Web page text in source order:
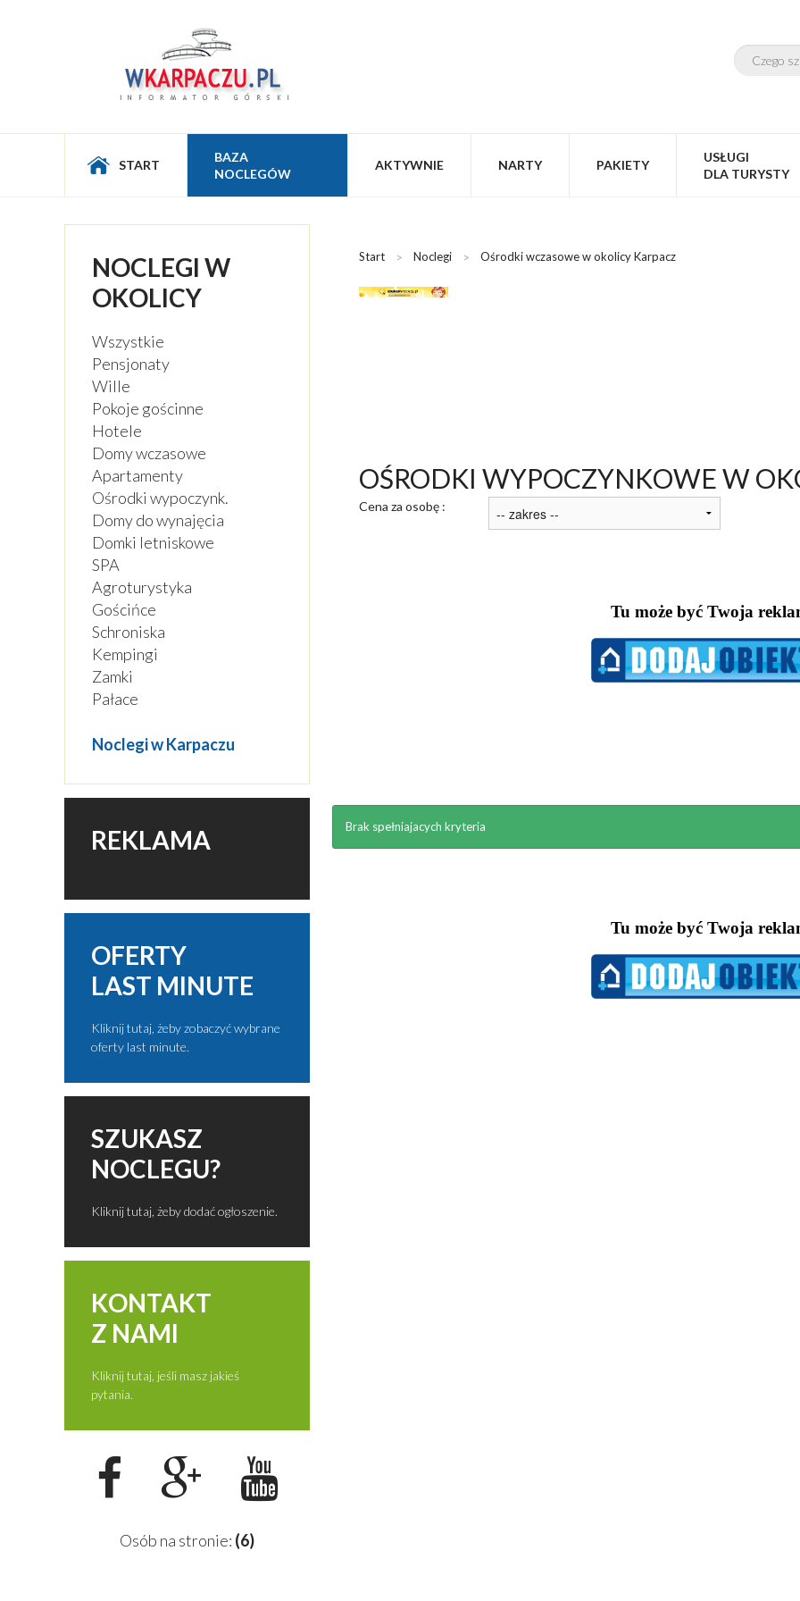
START
BAZA
NOCLEGÓW
AKTYWNIE NARTY PAKIETY
USŁUGI
DLA TURYSTY
Start Noclegi Ośrodki wczasowe w okolicy Karpacz
OŚRODKI WYPOCZYNKOWE W
Cena za osobę :
Brak spełniajacych kryteria
NOCLEGI W
OKOLICY
Wszystkie
Pensjonaty
Wille
Pokoje gościnne
Hotele
Domy wczasowe
Apartamenty
Ośrodki wypoczynk.
Domy do wynajęcia
Domki letniskowe
SPA
Agroturystyka
Gościńce
Schroniska
Kempingi
Zamki
Pałace
Noclegi w Karpaczu
REKLAMA
OFERTY
LAST MINUTE
Kliknij tutaj, żeby zobaczyć wybrane
oferty last minute.
SZUKASZ
NOCLEGU?
Kliknij tutaj, żeby dodać ogłoszenie.
KONTAKT
Z NAMI
Kliknij tutaj, jeśli masz jakieś
pytania.
Osób na stronie: (6)